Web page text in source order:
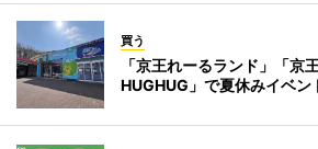
買う
「京王れーるランド」「京
HUGHUG」で夏休みイベン